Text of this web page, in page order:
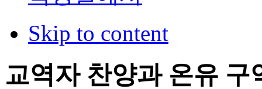
Skip to content
교역자 찬양과 온유 구